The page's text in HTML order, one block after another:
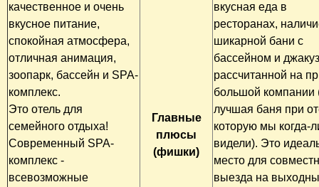
качественное и очень
вкусное питание,
спокойная атмосфера,
отличная анимация,
зоопарк, бассейн и SPA-
комплекс.
Это отель для
семейного отдыха!
Современный SPA-
комплекс -
всевозможные
Главные
плюсы
(фишки)
вкусная еда в
ресторанах,
шикарной бани с
бассейном и
рассчитанной на
большой компании
лучшая баня при
которую мы когда-
видели). Это
место для
выезда на